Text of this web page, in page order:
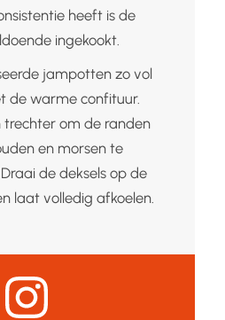
heeft is de
ingekookt.
jampotten zo vol
de warme confituur.
trechter om de randen
en morsen te
de deksels op de
laat volledig afkoelen.